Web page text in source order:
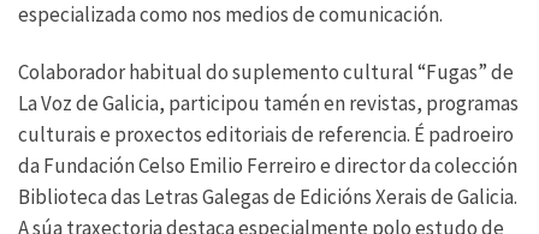
especializada como nos medios de comunicación.
Colaborador habitual do suplemento cultural “Fugas” de
La Voz de Galicia, participou tamén en revistas, programas
culturais e proxectos editoriais de referencia. É padroeiro
da Fundación Celso Emilio Ferreiro e director da colección
Biblioteca das Letras Galegas de Edicións Xerais de Galicia.
A súa traxectoria destaca especialmente polo estudo de